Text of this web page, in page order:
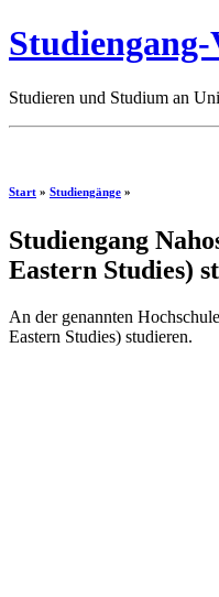
Studieren und Studium an
Start » Studiengänge »
Studiengang
Eastern Studies)
An der genannten
Eastern Studies) studieren.